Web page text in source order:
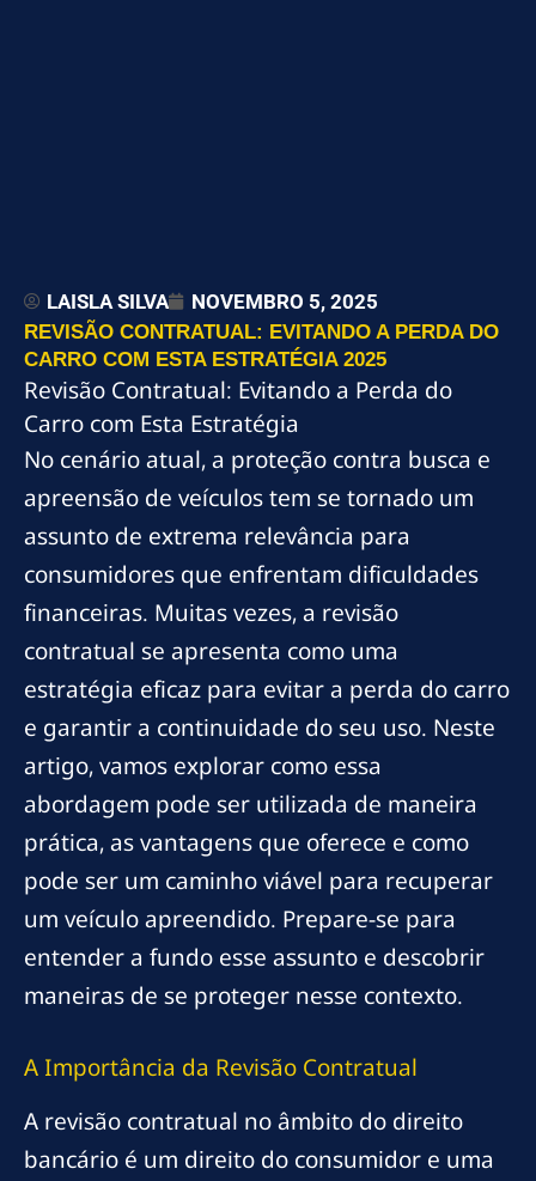
LAISLA SILVA NOVEMBRO 5, 2025
REVISÃO CONTRATUAL: EVITANDO A PERDA DO
CARRO COM ESTA ESTRATÉGIA 2025
Revisão Contratual: Evitando a Perda do
Carro com Esta Estratégia
No cenário atual, a proteção contra busca e
apreensão de veículos tem se tornado um
assunto de extrema relevância para
consumidores que enfrentam dificuldades
financeiras. Muitas vezes, a revisão
contratual se apresenta como uma
estratégia eficaz para evitar a perda do carro
e garantir a continuidade do seu uso. Neste
artigo, vamos explorar como essa
abordagem pode ser utilizada de maneira
prática, as vantagens que oferece e como
pode ser um caminho viável para recuperar
um veículo apreendido. Prepare-se para
entender a fundo esse assunto e descobrir
maneiras de se proteger nesse contexto.
A Importância da Revisão Contratual
A revisão contratual no âmbito do direito
bancário é um direito do consumidor e uma